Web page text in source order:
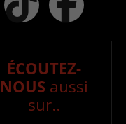
ÉCOUTEZ-
NOUS aussi
sur..